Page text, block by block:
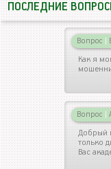
ПОСЛЕДНИЕ
Вопрос |
Как я
Вопрос |
Добрый
только
Вас